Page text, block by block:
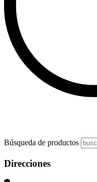
Búsqueda de productos
Direcciones